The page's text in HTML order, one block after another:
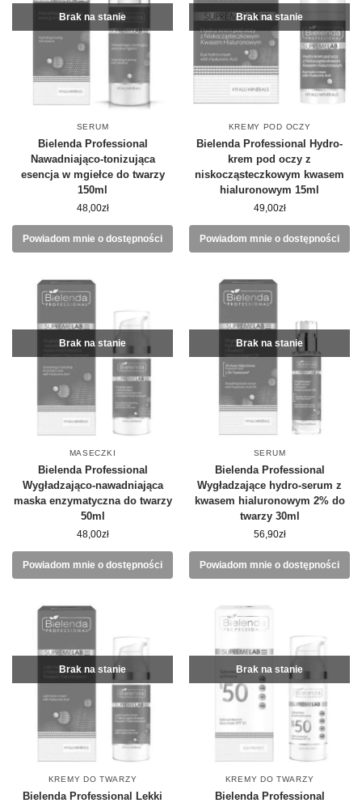
Brak na stanie
SERUM
Bielenda Professional
Nawadniająco-tonizująca
esencja w mgiełce do twarzy
150ml
48,00zł
Powiadom mnie o dostępności
Brak na stanie
KREMY POD OCZY
Bielenda Professional Hydro-
krem pod oczy z
niskocząsteczkowym kwasem
hialuronowym 15ml
49,00zł
Powiadom mnie o dostępności
Brak na stanie
MASECZKI
Bielenda Professional
Wygładzająco-nawadniająca
maska enzymatyczna do twarzy
50ml
48,00zł
Powiadom mnie o dostępności
Brak na stanie
SERUM
Bielenda Professional
Wygładzające hydro-serum z
kwasem hialuronowym 2% do
twarzy 30ml
56,90zł
Powiadom mnie o dostępności
Brak na stanie
KREMY DO TWARZY
Bielenda Professional Lekki
Brak na stanie
KREMY DO TWARZY
Bielenda Professional